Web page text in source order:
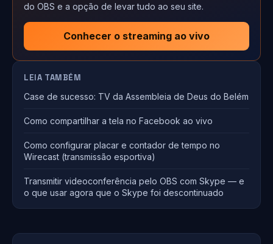
do OBS e a opção de levar tudo ao seu site.
Conhecer o streaming ao vivo
LEIA TAMBÉM
Case de sucesso: TV da Assembleia de Deus do Belém
Como compartilhar a tela no Facebook ao vivo
Como configurar placar e contador de tempo no
Wirecast (transmissão esportiva)
Transmitir videoconferência pelo OBS com Skype — e
o que usar agora que o Skype foi descontinuado